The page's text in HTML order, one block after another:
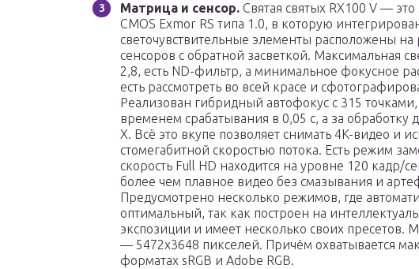
Матрица и сенсор. Святая святых RX100 V —
CMOS Exmor RS типа 1.0, в которую
светочувствительные элементы расположены на
сенсоров с обратной засветкой. Максимальная
2,8, есть ND-фильтр, а минимальное фокусное
есть рассмотреть во всей красе и
Реализован гибридный автофокус с 315
временем срабатывания в 0,05 с, а за обработку
X. Всё это вкупе позволяет снимать 4K-видео и
стомегабитной скоростью потока. Есть режим
скорость Full HD находится на уровне 120 кадр/
более чем плавное видео без смазывания и
Предусмотрено несколько режимов, где
оптимальный, так как построен на
экспозиции и имеет несколько своих
— 5472х3648 пикселей. Причём охватывается
форматах sRGB и Adobe RGB.